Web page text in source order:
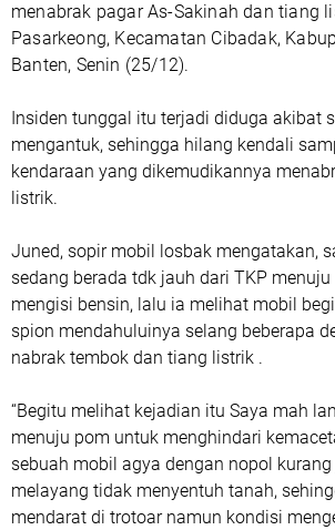
menabrak pagar As-Sakinah dan tiang
Pasarkeong, Kecamatan Cibadak,
Banten, Senin (25/12).
Insiden tunggal itu terjadi diduga akibat
mengantuk, sehingga hilang kendali
kendaraan yang dikemudikannya
listrik.
Juned, sopir mobil losbak mengatakan,
sedang berada tdk jauh dari TKP
mengisi bensin, lalu ia melihat mobil
spion mendahuluinya selang beberapa
nabrak tembok dan tiang listrik .
“Begitu melihat kejadian itu Saya mah
menuju pom untuk menghindari
sebuah mobil agya dengan nopol
melayang tidak menyentuh tanah,
mendarat di trotoar namun kondisi